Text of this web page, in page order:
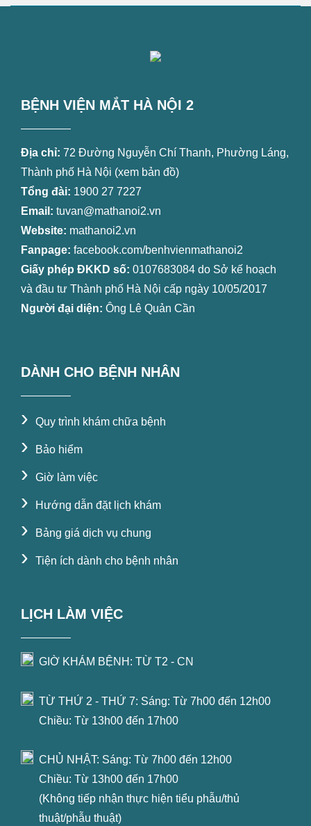
BỆNH VIỆN MẮT HÀ NỘI 2
Địa chỉ: 72 Đường Nguyễn Chí Thanh, Phường Láng,
Thành phố Hà Nội (xem bản đồ)
Tổng đài: 1900 27 7227
Email: tuvan@mathanoi2.vn
Website: mathanoi2.vn
Fanpage: facebook.com/benhvienmathanoi2
Giấy phép ĐKKD số: 0107683084 do Sở kế hoạch
và đầu tư Thành phố Hà Nội cấp ngày 10/05/2017
Người đại diện: Ông Lê Quản Cần
DÀNH CHO BỆNH NHÂN
› Quy trình khám chữa bệnh
› Bảo hiểm
› Giờ làm việc
› Hướng dẫn đặt lịch khám
› Bảng giá dịch vụ chung
› Tiện ích dành cho bệnh nhân
LỊCH LÀM VIỆC
GIỜ KHÁM BỆNH: TỪ T2 - CN
TỪ THỨ 2 - THỨ 7: Sáng: Từ 7h00 đến 12h00
Chiều: Từ 13h00 đến 17h00
CHỦ NHẬT: Sáng: Từ 7h00 đến 12h00
Chiều: Từ 13h00 đến 17h00
(Không tiếp nhận thực hiện tiểu phẫu/thủ
thuật/phẫu thuật)